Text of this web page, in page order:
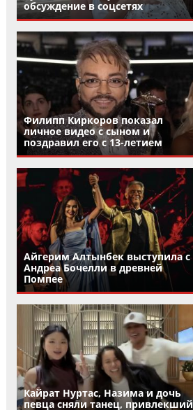
обсуждение в соцсетях
Филипп Киркоров показал
личное видео с сыном и
поздравил его с 13-летием
Айгерим Алтынбек выступила с
Андреа Бочелли в древней
Помпее
Кайрат Нуртас, Назима и дочь
певца сняли танец, привлекший